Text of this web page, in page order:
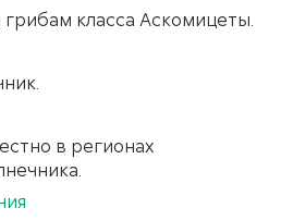
класса Аскомицеты.
в регионах